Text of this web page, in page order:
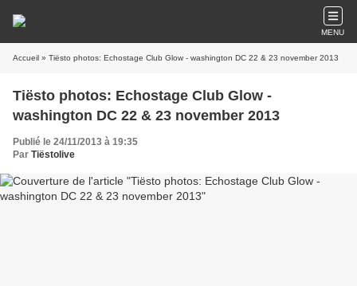
MENU
Accueil » Tiësto photos: Echostage Club Glow - washington DC 22 & 23 november 2013
Tiësto photos: Echostage Club Glow -
washington DC 22 & 23 november 2013
Publié le 24/11/2013 à 19:35
Par Tiëstolive